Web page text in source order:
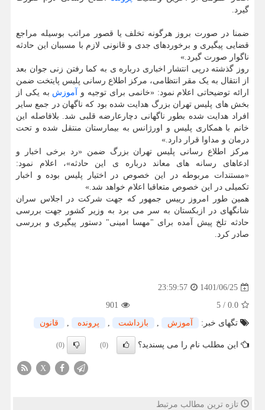
گیرد.
‎ضمنا در صورت بروز هرگونه تخلف یا قصور مراتب بوسیله مراجع
قضایی پیگیری و برخوردهای جدی و قانونی لازم با مسببان این حادثه
ناگوار صورت گیرد.»
روز گذشته درپی انتشار اخباری درباره ی به کما رفتن زنی جوان بعد
از انتقال به یک مقر انتظامی، مرکز اطلاع رسانی پلیس پایتخت ضمن
ارائه توضیحاتی اعلام نمود: «خانمی برای توجیه و آموزش به یکی از
بخش های پلیس تهران بزرگ هدایت شده بود که ناگهان در جمع سایر
افراد هدایت شده بطور ناگهانی دچارعارضه قلبی شد. بلافاصله این
خانم با همکاری پلیس و اورژانس به بیمارستان منتقل شده و تحت
درمان و مداوا قرار دارد.»
مرکز اطلاع رسانی پلیس تهران بزرگ ضمن «رد برخی اخبار و
ادعاهای رسانه های معاند درباره ی این حادثه»، اعلام نمود:
«مستندات مربوطه در این خصوص در اختیار پلیس بوده و اخبار
تکمیلی در این خصوص متعاقبا اعلام خواهد شد.»
همین طور امروز رییس جمهور که جهت شرکت در اجلاس سران
شانگهای در ازبکستان به سر می برد به وزیر کشور جهت بررسی
حادثه تلخ پیش آمده برای "مهسا امینی" دستور پیگیری و بررسی
صادر کرد.
1401/06/25
23:59:57
0.0
/
5
901
تگهای خبر:
آموزش , بازداشت , پرونده , قانون
این مطلب نام را می پسندید؟ (0)
(0)
X
تازه ترین مطالب مرتبط